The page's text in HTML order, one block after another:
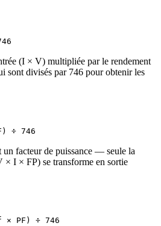
(I × V) multipliée par le rendement
sont divisés par 746 pour obtenir les
÷ 746
un facteur de puissance — seule la
× I × FP) se transforme en sortie
PF) ÷ 746